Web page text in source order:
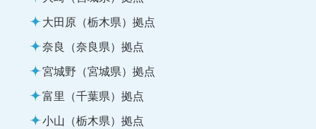
大田原（栃木県）拠点
奈良（奈良県）拠点
宮城野（宮城県）拠点
富里（千葉県）拠点
小山（栃木県）拠点